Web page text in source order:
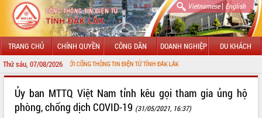
Vietnamese| English
TRANG CHỦ CHÍNH QUYỀN CÔNG DÂN DOANH NGHIỆP DU KHÁCH
Thứ sáu, 07/08/2026
MỪNG ĐẾN VỚI CỔNG THÔNG TIN ĐIỆN TỬ TỈNH ĐẮK LẮK
GIỚI THIỆU
LÃNH ĐẠO UBND TỈNH
Ủy ban MTTQ Việt Nam tỉnh kêu gọi tham gia ủng hộ
phòng, chống dịch COVID-19 (31/05/2021, 16:37)